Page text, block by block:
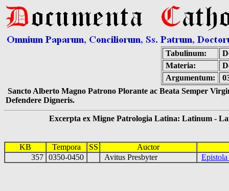
Tabulinum:
Materia:
Argumentum:
Sancto Alberto Magno Patrono Plorante ac Beata Semper
Defendere Digneris.
Excerpta ex Migne Patrologia Latina: Latinum -
KB Tempora SS
Auctor
357 0350-0450 Avitus Presbyter